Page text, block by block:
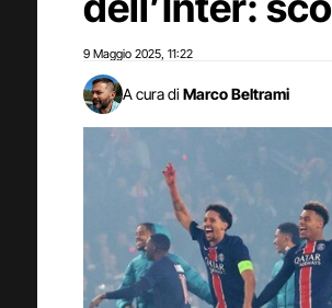
9 Maggio 2025 11:22
A cura di Marco Beltrami